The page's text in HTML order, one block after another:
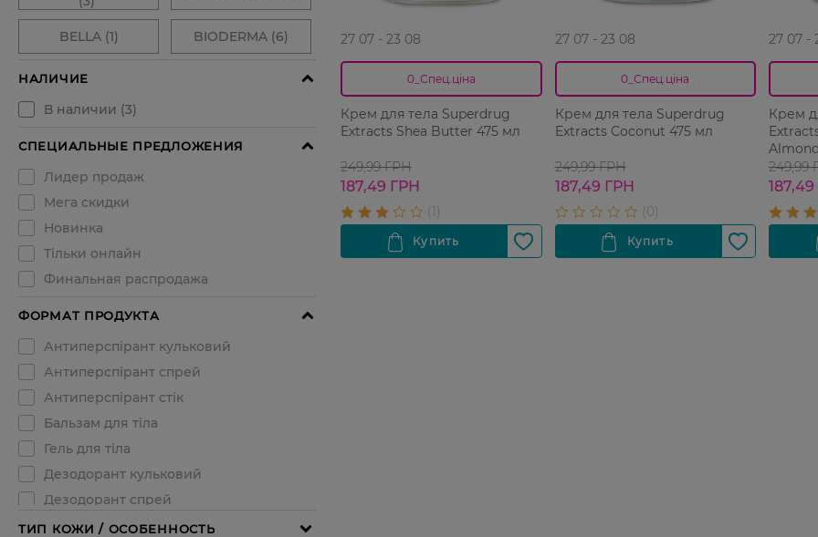
27 07 - 23 08
0_Спец.ціна
Крем для тела Superdrug
Extracts Shea Butter 475 мл
249,99 ГРН
187,49 ГРН
27 07 - 23 08
0_Спец.ціна
Крем для тела Superdrug
Extracts Coconut 475 мл
249,99 ГРН
187,49 ГРН
27 07 -
Крем
249,99